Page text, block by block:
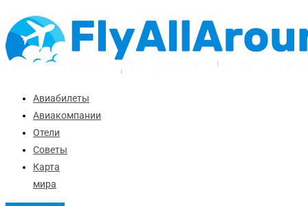
Перейти
к
содержимому
Авиабилеты
Авиакомпании
Отели
Советы
Карта
мира